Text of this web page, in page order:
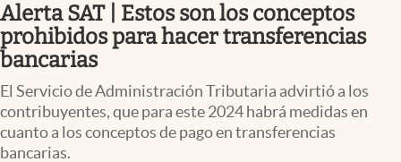
Pc y celular
Vida y estilo
Tv
Clima
Alerta SAT | Estos son los conceptos
prohibidos para hacer transferencias
bancarias
El Servicio de Administración Tributaria advirtió a los
contribuyentes, que para este 2024 habrá medidas en
cuanto a los conceptos de pago en transferencias
bancarias.